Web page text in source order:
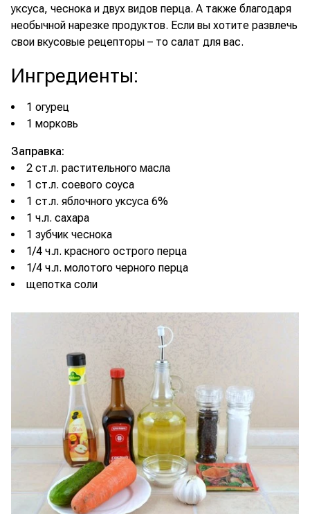
уксуса, чеснока и двух видов перца. А также благодаря
необычной нарезке продуктов. Если вы хотите развлечь
свои вкусовые рецепторы – то салат для вас.
Ингредиенты:
1 огурец
1 морковь
Заправка:
2 ст.л. растительного масла
1 ст.л. соевого соуса
1 ст.л. яблочного уксуса 6%
1 ч.л. сахара
1 зубчик чеснока
1/4 ч.л. красного острого перца
1/4 ч.л. молотого черного перца
щепотка соли